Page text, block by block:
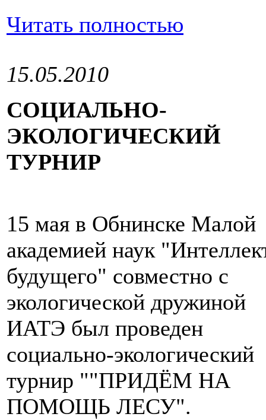
Читать полностью
15.05.2010
СОЦИАЛЬНО-
ЭКОЛОГИЧЕСКИЙ
ТУРНИР
15 мая в Обнинске Малой
академией наук
будущего" совместно с
экологической дружиной
ИАТЭ был проведен
социально-экологический
турнир ""ПРИДЁМ НА
ПОМОЩЬ ЛЕСУ".